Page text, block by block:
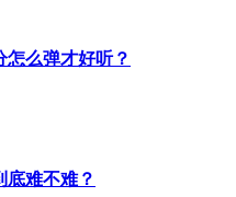
怎么弹才好听？
底难不难？